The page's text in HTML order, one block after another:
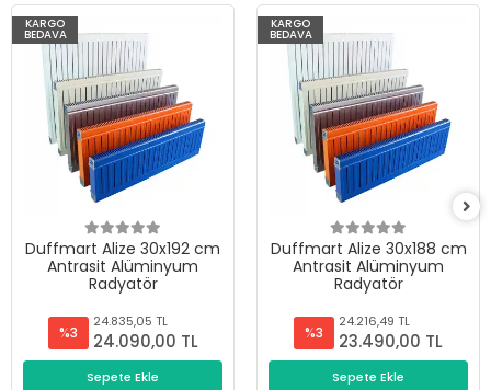
KARGO
BEDAVA
Duffmart Alize 30x192 cm
Antrasit Alüminyum
Radyatör
%3
24.835,05 TL
24.090,00 TL
Sepete Ekle
KARGO
BEDAVA
Duffmart Alize 30x188 cm
Antrasit Alüminyum
Radyatör
%3
24.216,49 TL
23.490,00 TL
Sepete Ekle